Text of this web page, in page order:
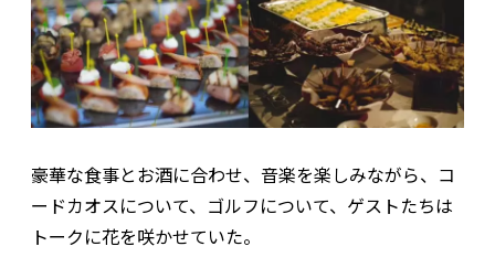
豪華な食事とお酒に合わせ、音楽を楽しみながら、コ
ードカオスについて、ゴルフについて、ゲストたちは
トークに花を咲かせていた。